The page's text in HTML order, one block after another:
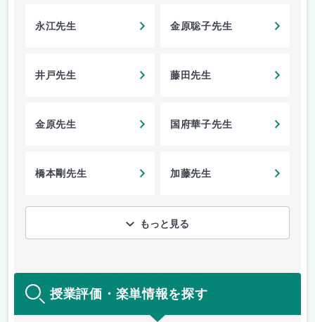
永江先生 金原聡子先生
井戸先生 藤田先生
金原先生 国府華子先生
橋本剛先生 加藤先生
もっと見る
授業評価・楽単情報を探す